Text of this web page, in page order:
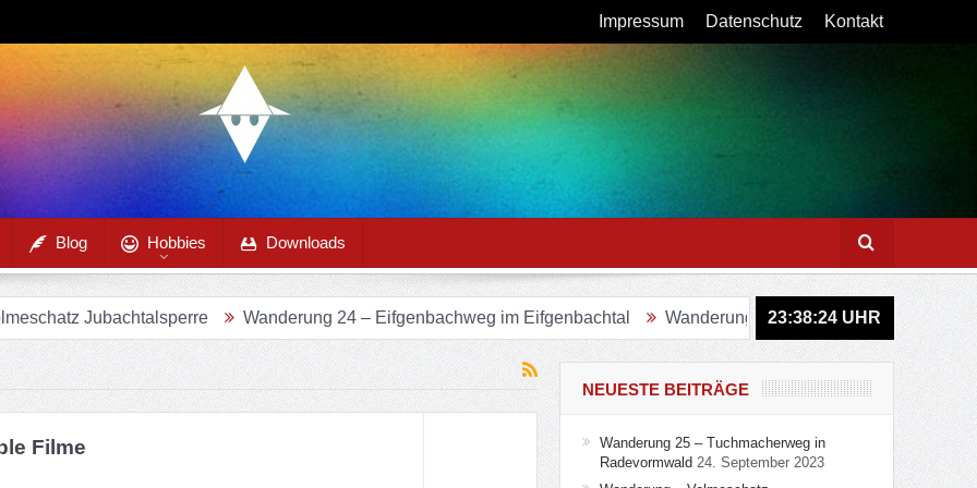
Impressum Datenschutz Kontakt
Blog Hobbies Downloads
Jubachtalsperre Wanderung 24 – Eifgenbachweg im Eifgenbachtal Wanderung – Sagenweg in Lindlar
23:38:25 UHR
Filme
NEUESTE BEITRÄGE
Wanderung 25 – Tuchmacherweg in
Radevormwald 24. September 2023